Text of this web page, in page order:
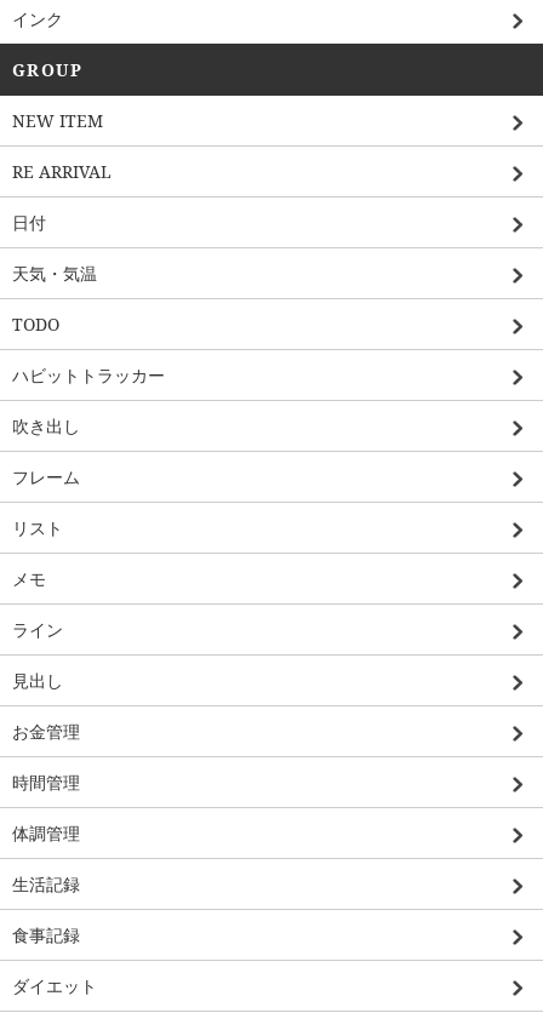
インク
GROUP
NEW ITEM
RE ARRIVAL
日付
天気・気温
TODO
ハビットトラッカー
吹き出し
フレーム
リスト
メモ
ライン
見出し
お金管理
時間管理
体調管理
生活記録
食事記録
ダイエット